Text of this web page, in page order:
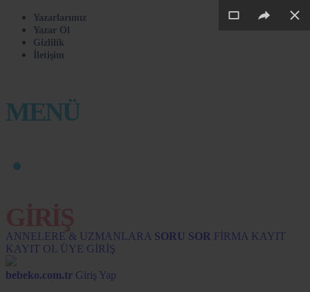
Yazarlarımız
Yazar Ol
Gizlilik
İletişim
MENÜ
ANNELERE & UZMANLARA SORU SOR FİRMA KAYIT
KAYIT OL ÜYE GİRİŞ
bebeko.com.tr Giriş Yap